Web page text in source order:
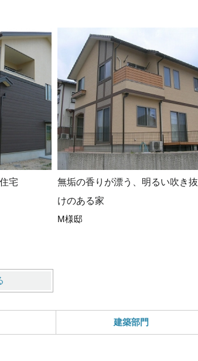
宅
無垢の香りが漂う、明るい吹き抜
けのある家
M様邸
建築部門